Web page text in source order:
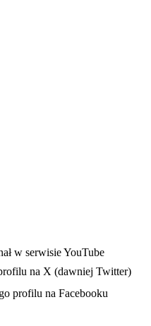
karcie
w serwisie YouTube
na X (dawniej Twitter)
karcie
profilu na Facebooku